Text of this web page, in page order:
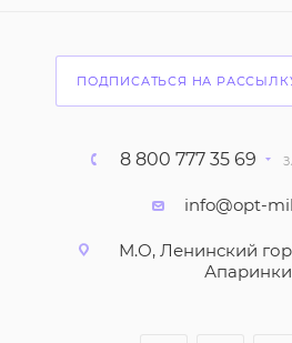
ПОДПИСАТЬСЯ НА
8 800 777 35 69
info@opt-
М.О, Ленинский